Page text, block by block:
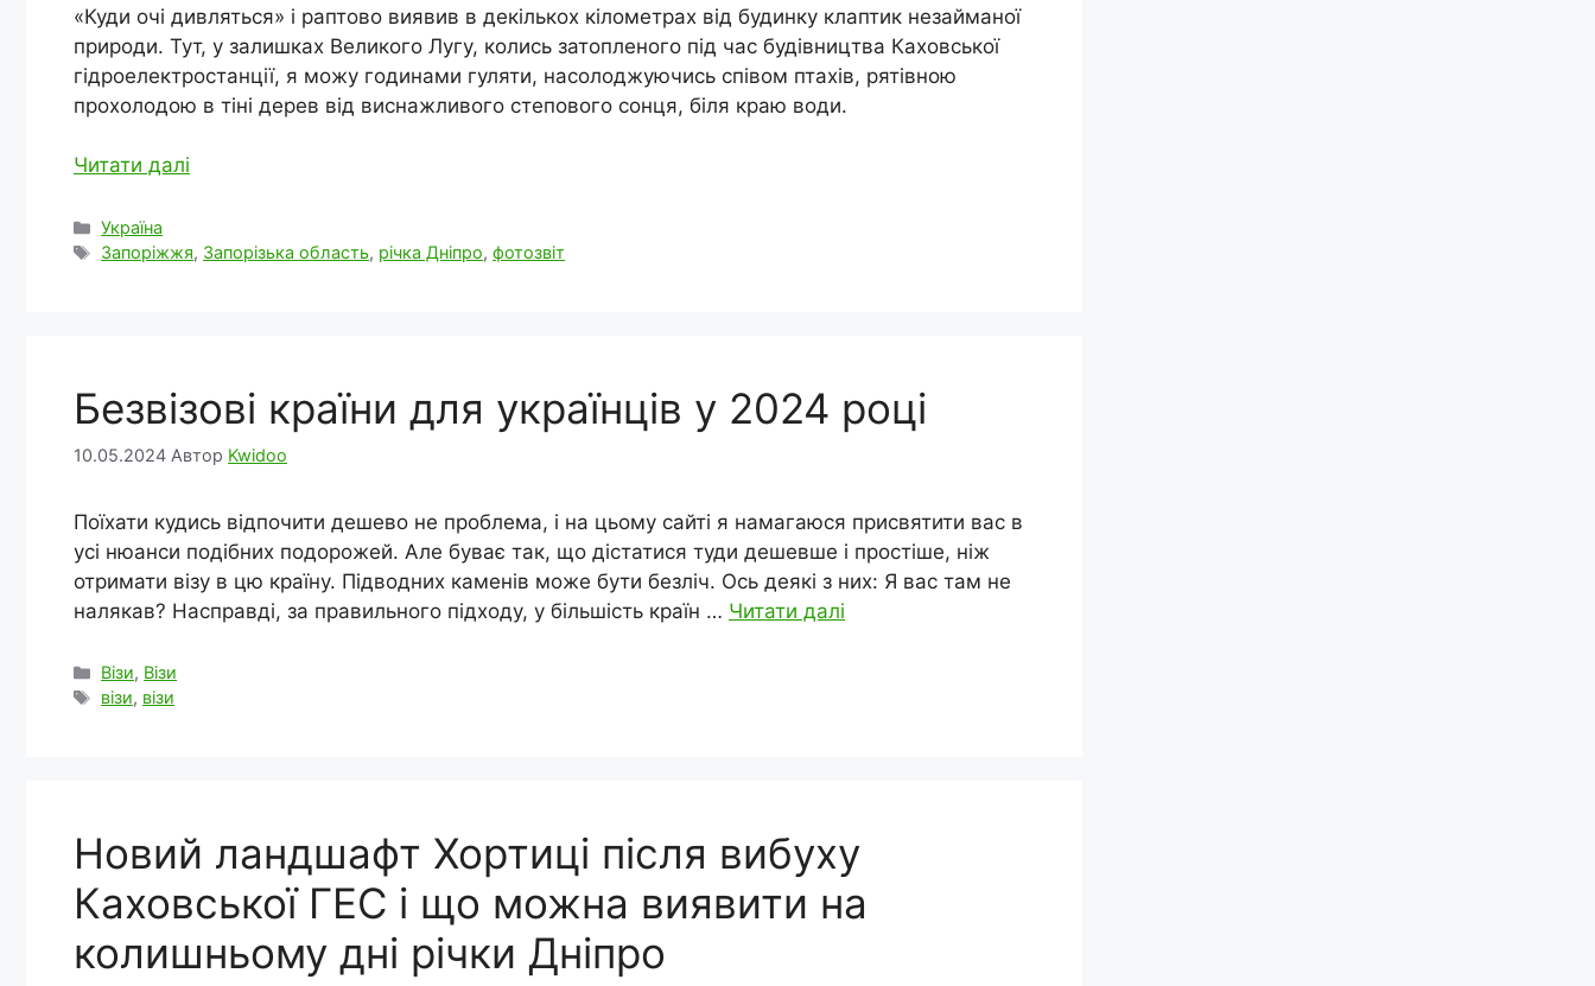
«Куди очі дивляться» і раптово виявив в декількох кілометрах від будинку клаптик незайманої
природи. Тут, у залишках Великого Лугу, колись затопленого під час будівництва Каховської
гідроелектростанції, я можу годинами гуляти, насолоджуючись співом птахів, рятівною
прохолодою в тіні дерев від виснажливого степового сонця, біля краю води.
Читати далі
Категорії
Україна
Позначки
Запоріжжя, Запорізька область, річка Дніпро,фотозвіт
Безвізові країни для українців у 2024 році
10.05.2024 Автор Kwidoo
Поїхати кудись відпочити дешево не проблема, і на цьому сайті я намагаюся присвятити вас в
усі нюанси подібних подорожей. Але буває так, що дістатися туди дешевше і простіше, ніж
отримати візу в цю країну. Підводних каменів може бути безліч. Ось деякі з них: Я вас там не
налякав? Насправді, за правильного підходу, у більшість країн … Читати далі
Категорії
Візи, Візи
Позначки
візи, візи
Новий ландшафт Хортиці після вибуху
Каховської ГЕС і що можна виявити на
колишньому дні річки Дніпро